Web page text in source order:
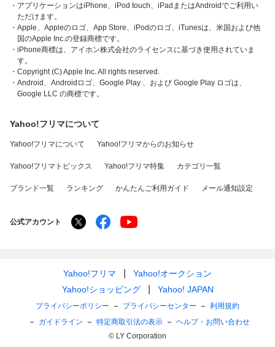
・アプリケーションはiPhone、iPod touch、iPadまたはAndroidでご利用い
ただけます。
・Apple、Appleのロゴ、App Store、iPodのロゴ、iTunesは、米国および他
国のApple Inc.の登録商標です。
・iPhone商標は、アイホン株式会社のライセンスに基づき使用されていま
す。
・Copyright (C) Apple Inc. All rights reserved.
・Android、Androidロゴ、Google Play 、および Google Play ロゴは、
Google LLC の商標です。
Yahoo!フリマについて
Yahoo!フリマについて Yahoo!フリマからのお知らせ
Yahoo!フリマトピックス Yahoo!フリマ特集 カテゴリ一覧
ブランド一覧 ランキング かんたんご利用ガイド メール通知設定
公式アカウント
Yahoo!フリマ
Yahoo!オークション
Yahoo!ショッピング
Yahoo! JAPAN
プライバシーポリシー プライバシーセンター
利用規約
ガイドライン
特定商取引法の表示
ヘルプ・お問い合わせ
© LY Corporation